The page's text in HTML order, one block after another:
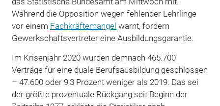
Während die Opposition wegen fehlender Lehrlinge
vor einem Fachkräftemangel warnt, fordern
Gewerkschaftsvertreter eine Ausbildungsgarantie.
Im Krisenjahr 2020 wurden demnach 465.700
Verträge für eine duale Berufsausbildung geschlossen
– 47.600 oder 9,3 Prozent weniger als 2019. Das sei
der größte prozentuale Rückgang seit Beginn der